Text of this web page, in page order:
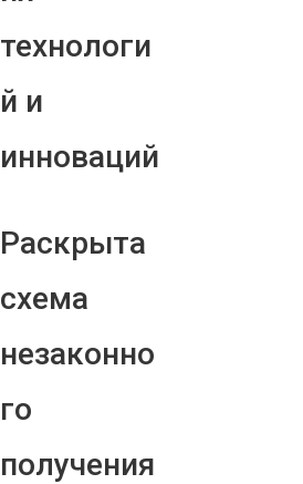
технологи
й и
инноваций
Раскрыта
схема
незаконно
го
получения